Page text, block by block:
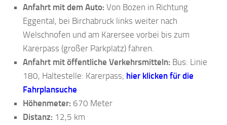
Anfahrt mit dem Auto: Von Bozen in Richtung
Eggental, bei Birchabruck links weiter nach
Welschnofen und am Karersee vorbei bis zum
Karerpass (großer Parkplatz) fahren.
Anfahrt mit öffentliche Verkehrsmitteln: Bus: Linie
180, Haltestelle: Karerpass; hier klicken für die
Fahrplansuche
Höhenmeter: 670 Meter
Distanz: 12,5 km